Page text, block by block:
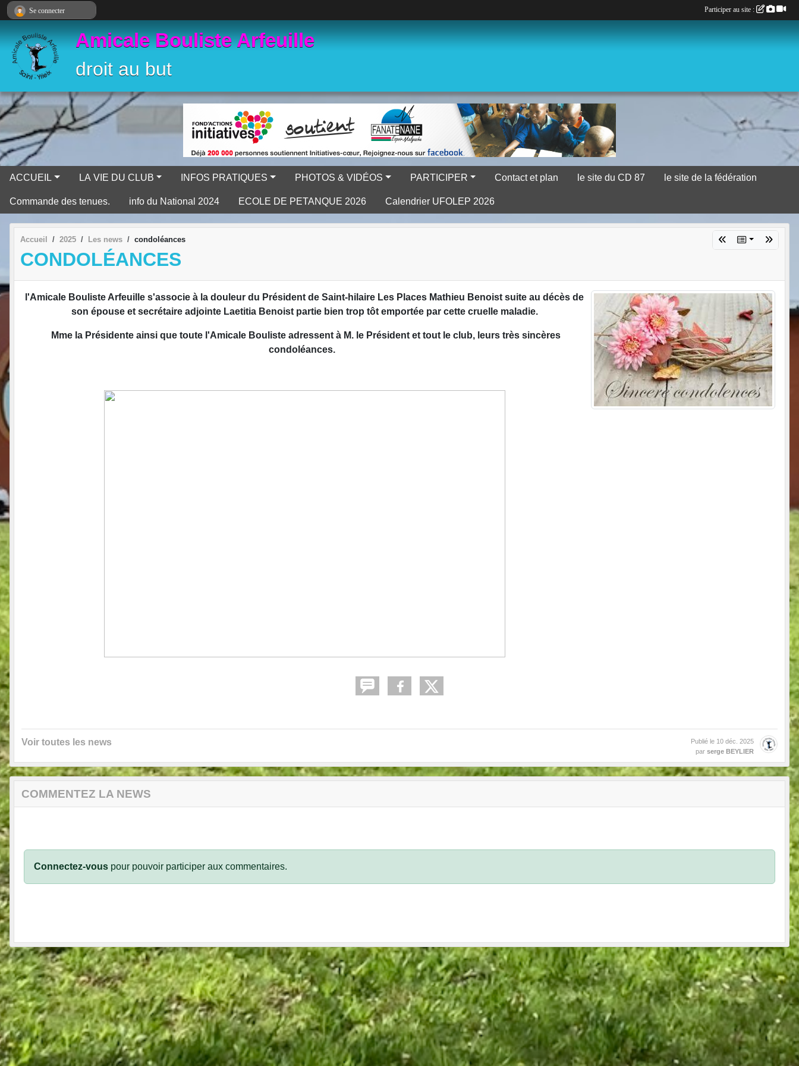
Amicale Bouliste Arfeuille
droit au but
ACCUEIL LA VIE DU CLUB INFOS PRATIQUES PHOTOS & VIDÉOS PARTICIPER Contact et plan le site du CD 87 le site de la fédération
Commande des tenues. info du National 2024 ECOLE DE PETANQUE 2026 Calendrier UFOLEP 2026
Accueil 2025 Les news condoléances
CONDOLÉANCES
l'Amicale Bouliste Arfeuille s'associe à la douleur du Président de Saint-hilaire Les Places Mathieu Benoist suite au décès de
son épouse et secrétaire adjointe Laetitia Benoist partie bien trop tôt emportée par cette cruelle maladie.
Mme la Présidente ainsi que toute l'Amicale Bouliste adressent à M. le Président et tout le club, leurs très sincères
condoléances.
Voir toutes les news Publié le 10 déc. 2025
par serge BEYLIER
COMMENTEZ LA NEWS
Connectez-vous pour pouvoir participer aux commentaires.
Se connecter Participer au site :
Panneau de gestion des cookies